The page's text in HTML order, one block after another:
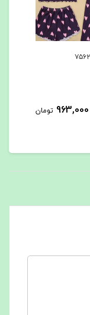
963,000 تومان